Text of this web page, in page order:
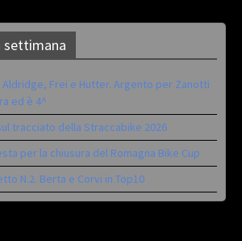
settimana
Aldridge, Frei e Hutter. Argento per Zanotti
ed è 4^
tracciato della Straccabike 2026
per la chiusura del Romagna Bike Cup
N.2. Berta e Corvi in Top10